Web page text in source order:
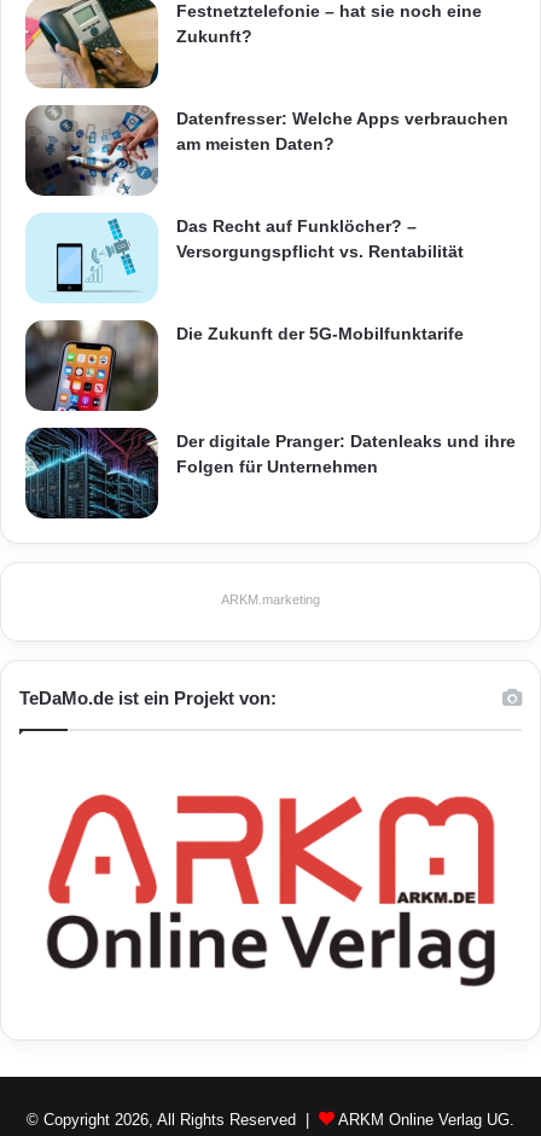
Festnetztelefonie – hat sie noch eine
Zukunft?
Datenfresser: Welche Apps verbrauchen
am meisten Daten?
Das Recht auf Funklöcher? –
Versorgungspflicht vs. Rentabilität
Die Zukunft der 5G-Mobilfunktarife
Der digitale Pranger: Datenleaks und ihre
Folgen für Unternehmen
ARKM.marketing
TeDaMo.de ist ein Projekt von:
© Copyright 2026, All Rights Reserved | ARKM Online Verlag UG.